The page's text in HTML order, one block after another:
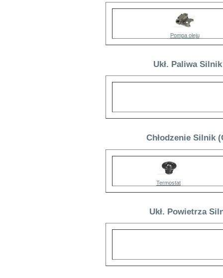
Pompa oleju
Ukł. Paliwa
Chłodzenie Silnik
Termostat
Ukł. Powietrza